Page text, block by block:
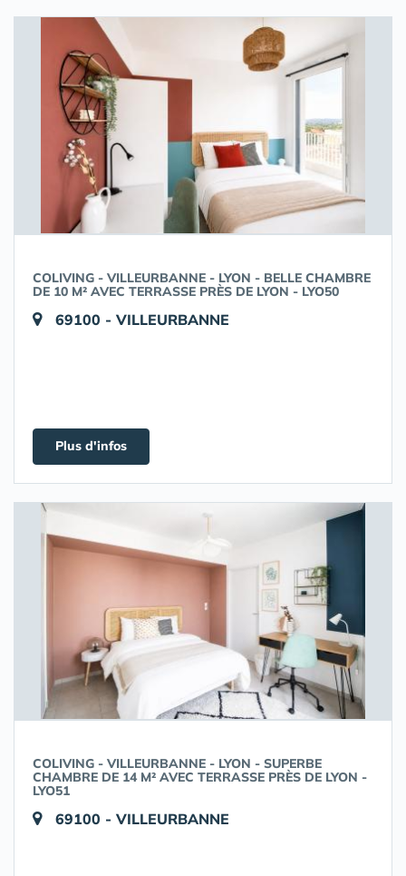
COLIVING - VILLEURBANNE - LYON - BELLE CHAMBRE
DE 10 M² AVEC TERRASSE PRÈS DE LYON - LYO50
69100 - VILLEURBANNE
Plus d'infos
COLIVING - VILLEURBANNE - LYON - SUPERBE
CHAMBRE DE 14 M² AVEC TERRASSE PRÈS DE LYON -
LYO51
69100 - VILLEURBANNE